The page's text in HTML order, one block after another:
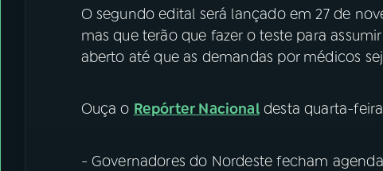
O segundo edital será lançado em 27 de
mas que terão que fazer o teste para
aberto até que as demandas por médicos
Ouça o Repórter Nacionaldesta quarta-feira
- Governadores do Nordeste fecham